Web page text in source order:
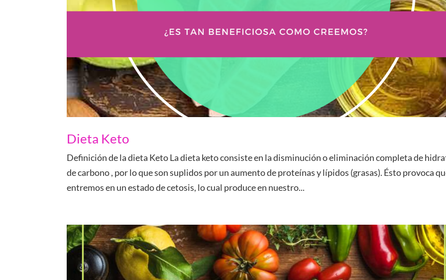
Dieta Keto
Definición de la dieta Keto La dieta keto consiste en la disminución o eliminación completa de
de carbono , por lo que son suplidos por un aumento de proteínas y lípidos (grasas). Ésto provoca
entremos en un estado de cetosis, lo cual produce en nuestro...